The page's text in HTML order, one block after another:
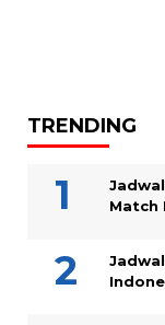
TRENDING
Match